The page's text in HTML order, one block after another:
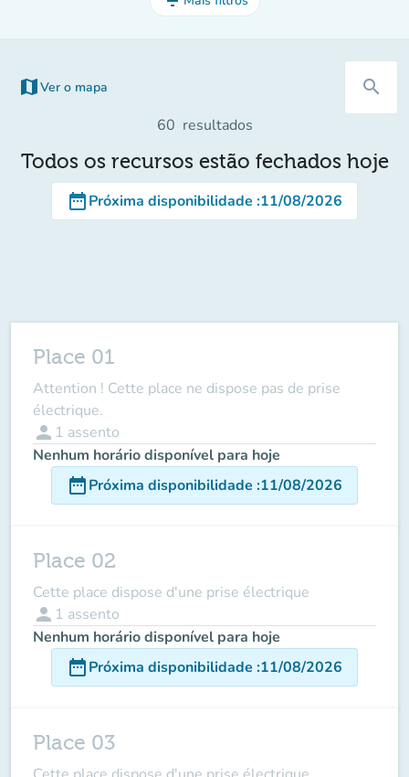
map Ver o mapa
(novo separador) search
60 resultados
Todos os recursos estão fechados hoje
date_rangePróxima disponibilidade :11/08/2026
Place 01
Attention ! Cette place ne dispose pas de prise
électrique.
person 1 assento
Nenhum horário disponível para hoje
date_rangePróxima disponibilidade :11/08/2026
Place 02
Cette place dispose d'une prise électrique
person 1 assento
Nenhum horário disponível para hoje
date_rangePróxima disponibilidade :11/08/2026
Place 03